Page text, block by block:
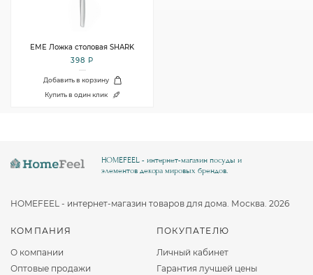
EME Ложка столовая SHARK
398 Р
Добавить в корзину
Купить в один клик
КОМПАНИЯ
О компании
Оптовые продажи
ПОКУПАТЕЛЮ
Личный кабинет
Гарантия лучшей цены
HOMEFEEL - интернет-магазин посуды и
элементов декора мировых брендов.
HOMEFEEL - интернет-магазин товаров для дома. Москва. 2026